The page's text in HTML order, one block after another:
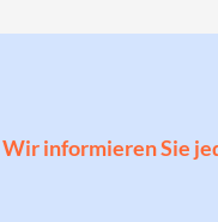
Wir informieren Sie